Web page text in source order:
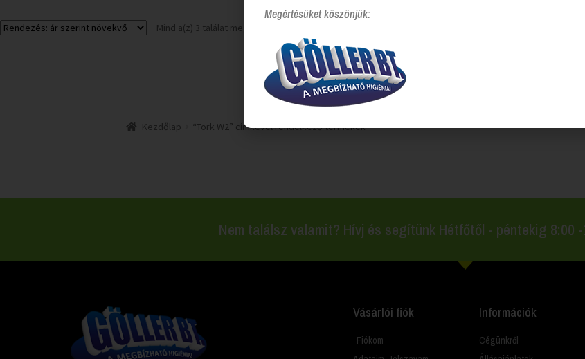
Mind a(z) 3 találat megjelenítve
Kezdőlap “Tork W2” címkével rendelkező termékek
Nem találsz valamit? Hívj és segítünk Hétfőtől - péntekig 8:00 -
Vásárlói fiók
Fiókom
Információk
Cégünkről
Megértésüket köszönjük: